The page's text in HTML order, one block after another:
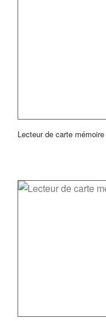
Lecteur de carte mémoire